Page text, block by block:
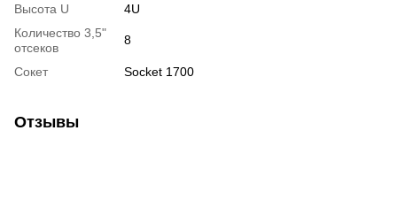
Высота U
4U
Количество 3,5"
отсеков
8
Сокет Socket 1700
Отзывы